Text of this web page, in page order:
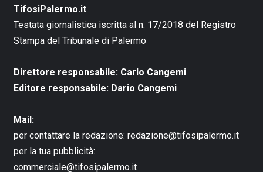
TifosiPalermo.it
Testata giornalistica iscritta al n. 17/2018 del Registro
Stampa del Tribunale di Palermo
Direttore responsabile: Carlo Cangemi
Editore responsabile: Dario Cangemi
Mail:
per contattare la redazione: redazione@tifosipalermo.it
per la tua pubblicità:
commerciale@tifosipalermo.it